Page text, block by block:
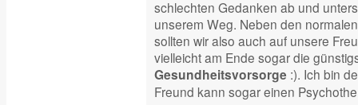
schlechten Gedanken ab und
unserem Weg. Neben den
sollten wir also auch auf unsere
vielleicht am Ende sogar die
Gesundheitsvorsorge :). Ich bin
Freund kann sogar einen